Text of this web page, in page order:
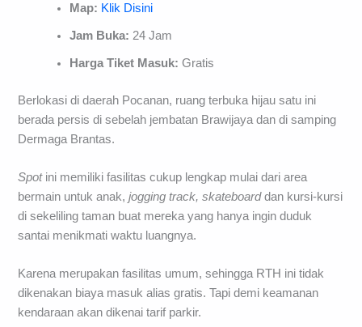
Map: Klik Disini
Jam Buka: 24 Jam
Harga Tiket Masuk: Gratis
Berlokasi di daerah Pocanan, ruang terbuka hijau satu ini
berada persis di sebelah jembatan Brawijaya dan di samping
Dermaga Brantas.
Spotini memiliki fasilitas cukup lengkap mulai dari area
bermain untuk anak,jogging track, skateboarddan kursi-kursi
di sekeliling taman buat mereka yang hanya ingin duduk
santai menikmati waktu luangnya.
Karena merupakan fasilitas umum, sehingga RTH ini tidak
dikenakan biaya masuk alias gratis. Tapi demi keamanan
kendaraan akan dikenai tarif parkir.